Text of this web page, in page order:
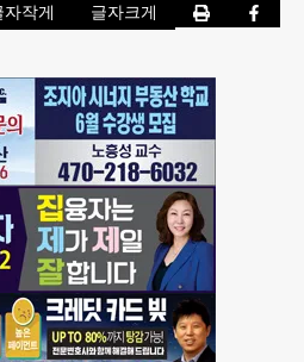
자작게 글자크게